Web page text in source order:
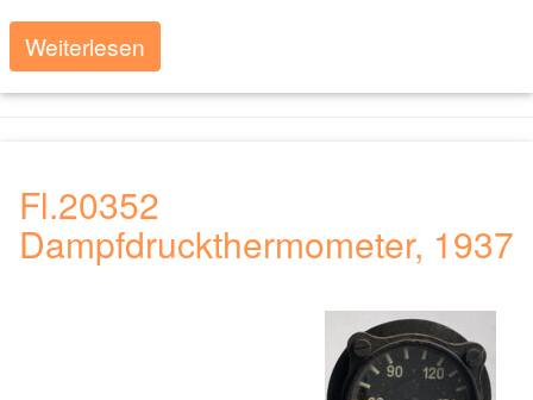
Weiterlesen
Fl.20352
Dampfdruckthermometer, 1937